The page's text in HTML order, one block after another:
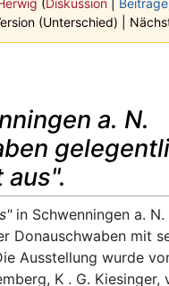
(Diskussion Beiträge
(Unterschied) |
a. N.
in Schwenningen a.
Donauschwaben mit
Ausstellung wurde
K . G. Kiesinger,